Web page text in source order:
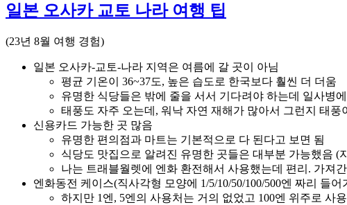
일본 오사카 교토 나라 여행 팁
(23년 8월 여행 경험)
일본 오사카-교토-나라 지역은 여름에 갈 곳이 아님
평균 기온이 36~37도, 높은 습도로 한국보다 훨씬 더 더움
유명한 식당들은 밖에 줄을 서서 기다려야 하는데 일사병
태풍도 자주 오는데, 워낙 자연 재해가 많아서 그런지 태
신용카드 가능한 곳 많음
유명한 편의점과 마트는 기본적으로 다 된다고 보면 됨
식당도 맛집으로 알려진 유명한 곳들은 대부분 가능했음
나는 트래블월렛에 엔화 환전해서 사용했는데 편리. 가져
엔화동전 케이스(직사각형 모양에 1/5/10/50/100/500엔 짜리 들
하지만 1엔, 5엔의 사용처는 거의 없었고 100엔 위주로 사